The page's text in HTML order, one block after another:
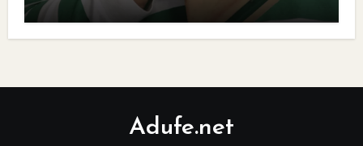
Adufe.net